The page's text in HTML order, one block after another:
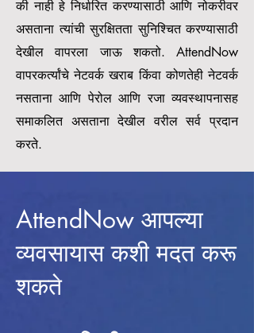
की नाही हे निर्धारित करण्यासाठी आणि नोकरीवर
असताना त्यांची सुरक्षितता सुनिश्चित करण्यासाठी
देखील वापरला जाऊ शकतो. AttendNow
वापरकर्त्यांचे नेटवर्क खराब किंवा कोणतेही नेटवर्क
नसताना आणि पेरोल आणि रजा व्यवस्थापनासह
समाकलित असताना देखील वरील सर्व प्रदान
करते.
AttendNow आपल्या
व्यवसायास कशी मदत करू
शकते